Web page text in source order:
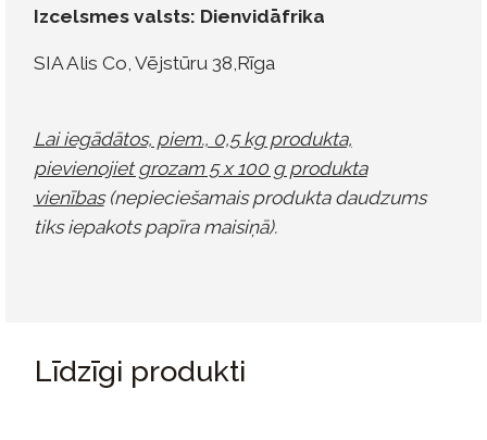
Izcelsmes valsts: Dienvidāfrika
SIA Alis Co, Vējstūru 38,Rīga
Lai iegādātos, piem., 0,5 kg produkta,
pievienojiet grozam 5 x 100 g produkta
vienības(nepieciešamais produkta daudzums
tiks iepakots papīra maisiņā).
Līdzīgi produkti